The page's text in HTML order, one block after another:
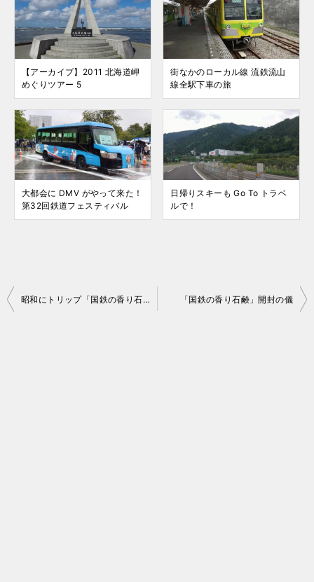
【アーカイブ】2011 北海道岬
めぐりツアー 5
街なかのローカル線 流鉄流山
線全駅下車の旅
大都会に DMV がやって来た！
第32回鉄道フェスティバル
日帰りスキーも Go To トラベ
ルで！
投
昭和にトリップ「国鉄の香り石鹸」発売！ 「国鉄の香り石鹸」開封の儀